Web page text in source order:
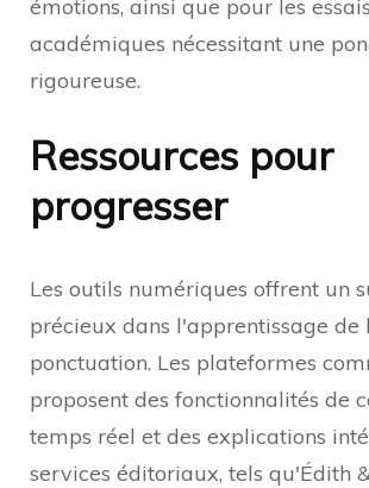
émotions, ainsi que pour les essais
académiques nécessitant une
rigoureuse.
Ressources pour
progresser
Les outils numériques offrent un
précieux dans l'apprentissage de
ponctuation. Les plateformes
proposent des fonctionnalités de
temps réel et des explications
services éditoriaux, tels qu'Édith